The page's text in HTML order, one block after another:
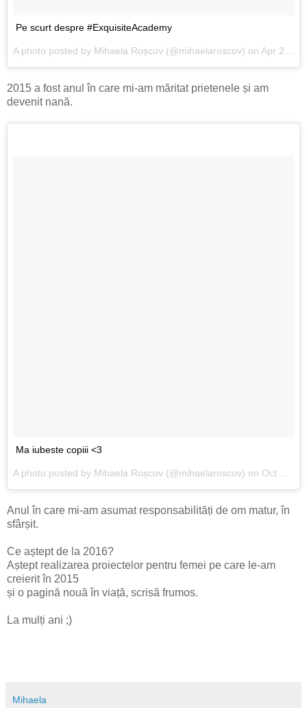
Pe scurt despre #ExquisiteAcademy
A photo posted by Mihaela Roșcov (@mihaelaroscov) on Apr 25, 2015 at 3:19am PDT
2015 a fost anul în care mi-am măritat prietenele și am
devenit nană.
Ma iubeste copiii <3
A photo posted by Mihaela Roșcov (@mihaelaroscov) on Oct 21, 2015 at 7:50am PDT
Anul în care mi-am asumat responsabilități de om matur, în
sfârșit.
Ce aștept de la 2016?
Aștept realizarea proiectelor pentru femei pe care le-am
creierit în 2015
și o pagină nouă în viață, scrisă frumos.
La mulți ani ;)
Mihaela